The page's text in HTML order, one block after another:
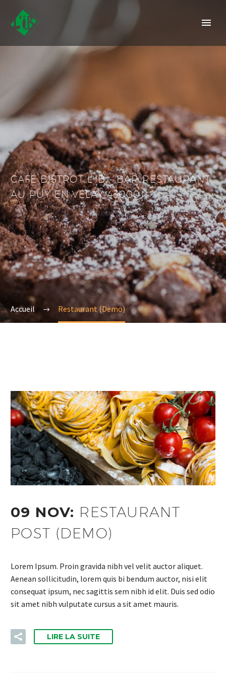
CAFÉ BISTROT L'IB - BAR RESTAURANT
AU PUY EN VELAY 43000
Accueil Restaurant (Demo)
09 NOV: RESTAURANT
POST (DEMO)
Lorem Ipsum. Proin gravida nibh vel velit auctor aliquet.
Aenean sollicitudin, lorem quis bi bendum auctor, nisi elit
consequat ipsum, nec sagittis sem nibh id elit. Duis sed odio
sit amet nibh vulputate cursus a sit amet mauris.
LIRE LA SUITE